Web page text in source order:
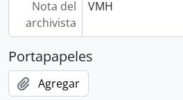
Nota del
archivista
VMH
Portapapeles
Agregar